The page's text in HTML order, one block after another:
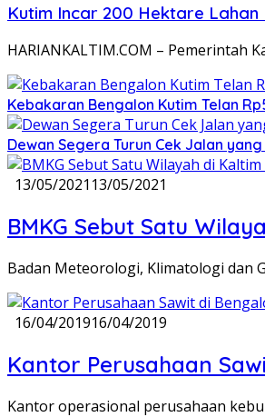
Kutim Incar 200 Hektare
HARIANKALTIM.COM –
Kebakaran Bengalon Kutim Telan
Dewan Segera Turun Cek Jalan
13/05/2021 13/05/2021
BMKG Sebut Satu
Badan Meteorologi, Klimatologi dan
16/04/201916/04/2019
Kantor Perusahaan
Kantor operasional perusahaan